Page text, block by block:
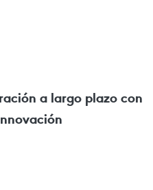
a largo plazo con